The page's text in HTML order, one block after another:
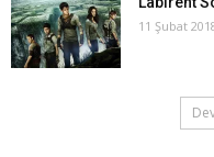
11 Şubat